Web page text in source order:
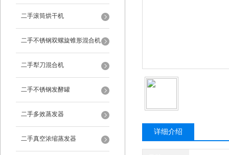
二手滚筒烘干机
二手不锈钢双螺旋锥形混合机
二手犁刀混合机
二手不锈钢发酵罐
二手多效蒸发器
二手真空浓缩蒸发器
详细介绍